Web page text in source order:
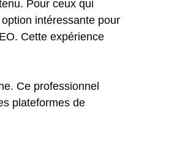
Pour ceux qui
intéressante pour
Cette expérience
Ce professionnel
plateformes de